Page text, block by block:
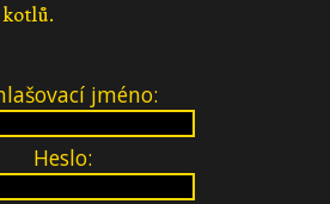
kotlů.
jméno:
Heslo: